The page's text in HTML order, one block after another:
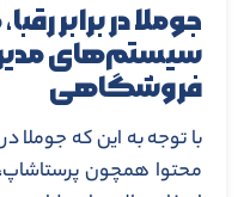
جوملا در برابر
سیستم‌های
فروشگاهی
با توجه به این که جوملا
محتوا همچون